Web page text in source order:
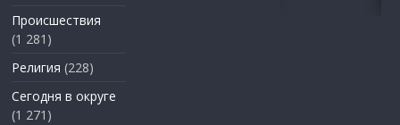
Происшествия
(1 281)
Религия (228)
Сегодня в округе
(1 271)